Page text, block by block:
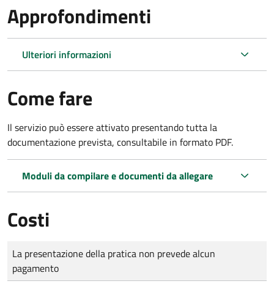
Approfondimenti
Ulteriori informazioni
Come fare
Il servizio può essere attivato presentando tutta la
documentazione prevista, consultabile in formato PDF.
Moduli da compilare e documenti da allegare
Costi
Tipo di pagamento
Importo
La presentazione della pratica non prevede alcun
pagamento